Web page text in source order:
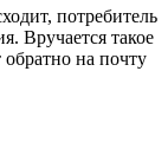
потребитель
Вручается такое
на почту